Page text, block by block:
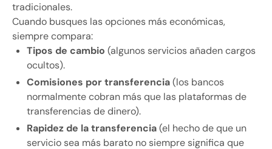
tradicionales.
Cuando busques las opciones más económicas,
siempre compara:
Tipos de cambio (algunos servicios añaden cargos
ocultos).
Comisiones por transferencia(los bancos
normalmente cobran más que las plataformas de
transferencias de dinero).
Rapidez de la transferencia(el hecho de que un
servicio sea más barato no siempre significa que